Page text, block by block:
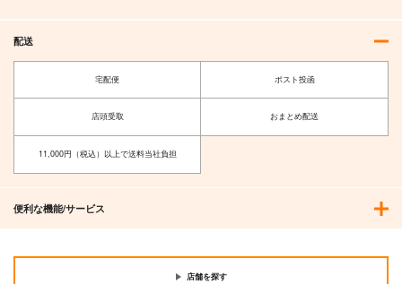
配送
宅配便 ポスト投函
店頭受取 おまとめ配送
11,000円（税込）以上で送料当社負担
便利な機能/サービス
店舗を探す